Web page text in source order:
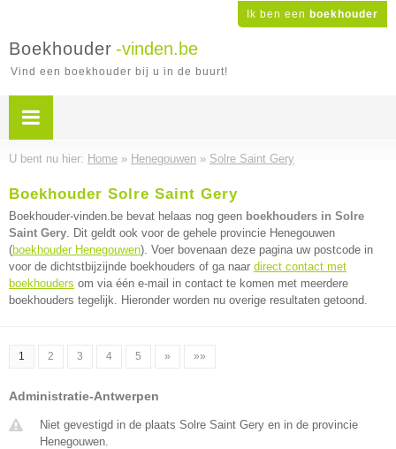
Ik ben een boekhouder
Boekhouder -vinden.be
Vind een boekhouder bij u in de buurt!
U bent nu hier: Home » Henegouwen » Solre Saint Gery
Boekhouder Solre Saint Gery
Boekhouder-vinden.be bevat helaas nog geen boekhouders in Solre
Saint Gery. Dit geldt ook voor de gehele provincie Henegouwen
(boekhouder Henegouwen). Voer bovenaan deze pagina uw postcode in
voor de dichtstbijzijnde boekhouders of ga naar direct contact met
boekhouders om via één e-mail in contact te komen met meerdere
boekhouders tegelijk. Hieronder worden nu overige resultaten getoond.
1 2 3 4 5 » »»
Administratie-Antwerpen
Niet gevestigd in de plaats Solre Saint Gery en in de provincie
Henegouwen.